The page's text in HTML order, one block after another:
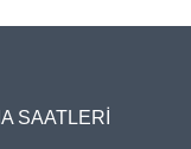
SAATLERİ